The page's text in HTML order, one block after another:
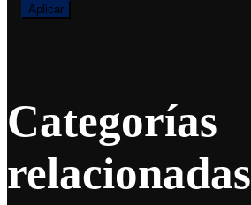
— Aplicar
Categorías
relacionadas